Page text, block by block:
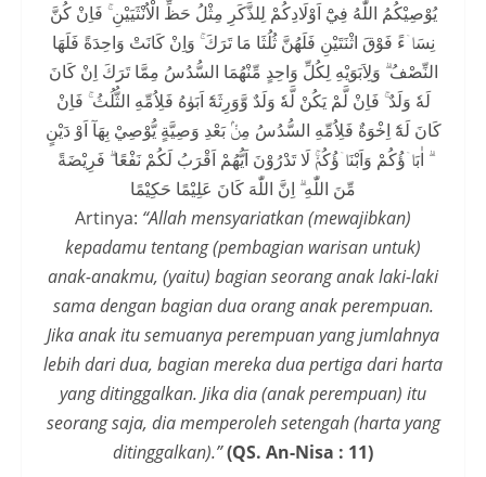
يُوْصِيْكُمُ اللّٰهُ فِيْٓ اَوْلَادِكُمْ لِلذَّكَرِ مِثْلُ حَظِّ الْاُنْثَيَيْنِ ۚ فَاِنْ كُنَّ
نِسَاۤءً فَوْقَ اثْنَتَيْنِ فَلَهُنَّ ثُلُثَا مَا تَرَكَ ۚ وَاِنْ كَانَتْ وَاحِدَةً فَلَهَا
النِّصْفُ ۗ وَلِاَبَوَيْهِ لِكُلِّ وَاحِدٍ مِّنْهُمَا السُّدُسُ مِمَّا تَرَكَ اِنْ كَانَ
لَهٗ وَلَدٌ ۚ فَاِنْ لَّمْ يَكُنْ لَّهٗ وَلَدٌ وَّوَرِثَهٗٓ اَبَوٰهُ فَلِاُمِّهِ الثُّلُثُ ۚ فَاِنْ
كَانَ لَهٗٓ اِخْوَةٌ فَلِاُمِّهِ السُّدُسُ مِنْۢ بَعْدِ وَصِيَّةٍ يُّوْصِيْ بِهَآ اَوْ دَيْنٍ
ۗ اٰبَاۤؤُكُمْ وَاَبْنَاۤؤُكُمْۚ لَا تَدْرُوْنَ اَيُّهُمْ اَقْرَبُ لَكُمْ نَفْعًا ۗ فَرِيْضَةً
مِّنَ اللّٰهِ ۗ اِنَّ اللّٰهَ كَانَ عَلِيْمًا حَكِيْمًا
Artinya: “Allah mensyariatkan (mewajibkan)
kepadamu tentang (pembagian warisan untuk)
anak-anakmu, (yaitu) bagian seorang anak laki-laki
sama dengan bagian dua orang anak perempuan.
Jika anak itu semuanya perempuan yang jumlahnya
lebih dari dua, bagian mereka dua pertiga dari harta
yang ditinggalkan. Jika dia (anak perempuan) itu
seorang saja, dia memperoleh setengah (harta yang
ditinggalkan).”(QS. An-Nisa : 11)